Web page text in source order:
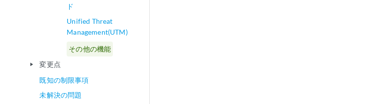
ド
Unified Threat
Management(UTM)
その他の機能
play_arrow
変更点
既知の制限事項
未解決の問題